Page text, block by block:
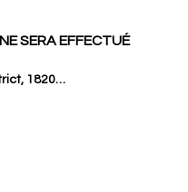
SERA EFFECTUÉ
1820…